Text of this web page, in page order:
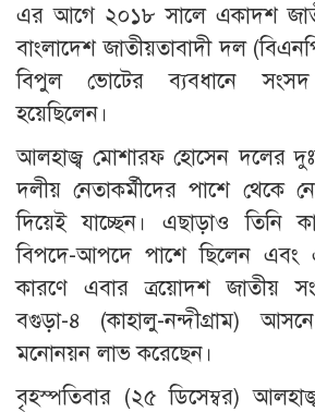
এর আগে ২০১৮ সালে একাদশ
বাংলাদেশ জাতীয়তাবাদী দল
বিপুল ভোটের ব্যবধানে সংসদ
হয়েছিলেন।
আলহাজ্ব মোশারফ হোসেন দলের
দলীয় নেতাকর্মীদের পাশে থেকে
দিয়েই যাচ্ছেন। এছাড়াও তিনি
বিপদে-আপদে পাশে ছিলেন
কারণে এবার ত্রয়োদশ জাতীয়
বগুড়া-৪ (কাহালু-নন্দীগ্রাম)
মনোনয়ন লাভ করেছেন।
বৃহস্পতিবার (২৫ ডিসেম্বর)